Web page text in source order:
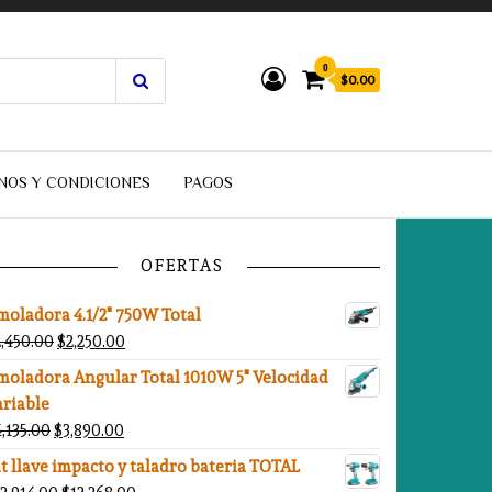
0
$0.00
Y CONDICIONES PAGOS
OFERTAS
4.1/2" 750W Total
El precio original era: $2,450.00.
$2,250.00
Angular Total 1010W 5" Velocidad
El precio original era: $4,135.00.
$3,890.00
llave impacto y taladro bateria TOTAL